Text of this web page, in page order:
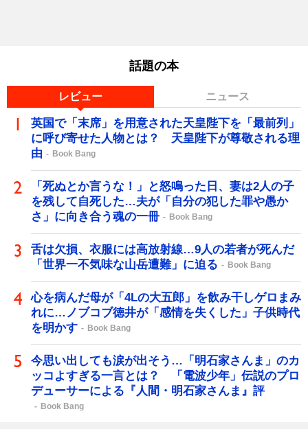
話題の本
レビュー ニュース
英国で「末席」を用意された天皇陛下を「最前列」
に呼び寄せた人物とは？ 天皇陛下が尊敬される理
由
Book Bang
「死ぬとか言うな！」と怒鳴った日、妻は2人の子
を残して自死した…夫が「自分の犯した罪や愚か
さ」に向き合う魂の一冊
Book Bang
舌は欠損、衣服には高放射線…9人の若者が死んだ
「世界一不気味な山岳遭難」に迫る
Book Bang
心を病んだ母が「4Lの大五郎」を飲み干しゲロまみ
れに…ノブコブ徳井が「感情を失くした」子供時代
を明かす
Book Bang
今思い出しても涙が出そう…「明石家さんま」のカ
ッコよすぎる一言とは？ 「電波少年」伝説のプロ
デューサーによる『人間・明石家さんま』評
Book Bang